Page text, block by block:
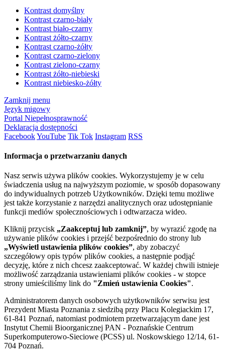
Kontrast domyślny
Kontrast czarno-biały
Kontrast biało-czarny
Kontrast żółto-czarny
Kontrast czarno-żółty
Kontrast czarno-zielony
Kontrast zielono-czarny
Kontrast żółto-niebieski
Kontrast niebiesko-żółty
Zamknij menu
Język migowy
Portal Niepełnosprawność
Deklaracja dostępności
FacebookYouTube Tik Tok Instagram RSS
Informacja o przetwarzaniu danych
Nasz serwis używa plików cookies. Wykorzystujemy je w celu
świadczenia usług na najwyższym poziomie, w sposób dopasowany
do indywidualnych potrzeb Użytkowników. Dzięki temu możliwe
jest także korzystanie z narzędzi analitycznych oraz udostępnianie
funkcji mediów społecznościowych i odtwarzacza wideo.
Kliknij przycisk „Zaakceptuj lub zamknij”, by wyrazić zgodę na
używanie plików cookies i przejść bezpośrednio do strony lub
„Wyświetl ustawienia plików cookies”, aby zobaczyć
szczegółowy opis typów plików cookies, a następnie podjąć
decyzję, które z nich chcesz zaakceptować. W każdej chwili istnieje
możliwość zarządzania ustawieniami plików cookies - w stopce
strony umieściliśmy link do "Zmień ustawienia Cookies".
Administratorem danych osobowych użytkowników serwisu jest
Prezydent Miasta Poznania z siedzibą przy Placu Kolegiackim 17,
61-841 Poznań, natomiast podmiotem przetwarzającym dane jest
Instytut Chemii Bioorganicznej PAN - Poznańskie Centrum
Superkomputerowo-Sieciowe (PCSS) ul. Noskowskiego 12/14, 61-
704 Poznań.